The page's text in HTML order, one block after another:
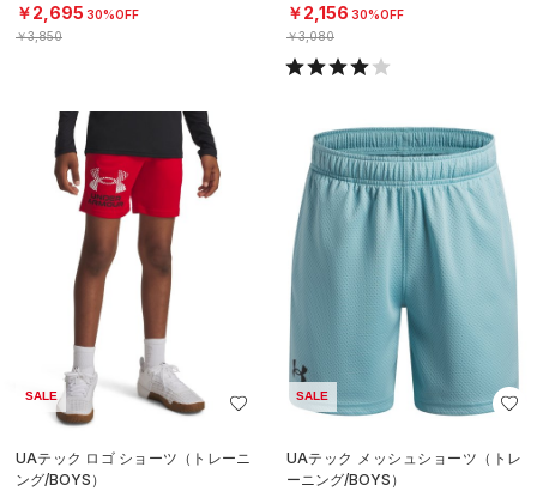
￥2,695 30%OFF
￥3,850
￥2,156 30%OFF
￥3,080
SALE
UAテック ロゴ ショーツ（トレーニ
ング/BOYS）
SALE
UAテック メッシュショーツ（トレ
ーニング/BOYS）